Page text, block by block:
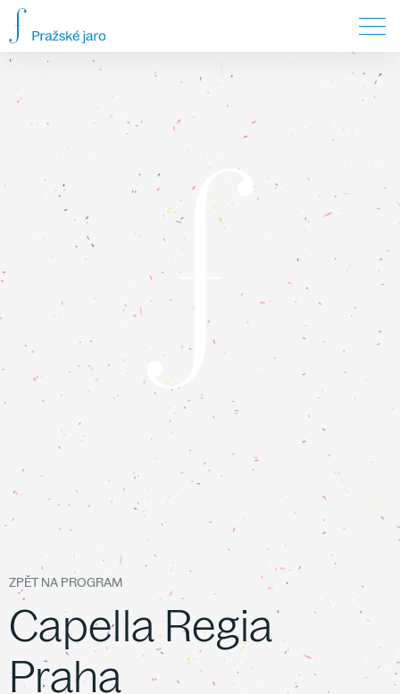
ZPĚT NA PROGRAM
Capella Regia
Praha